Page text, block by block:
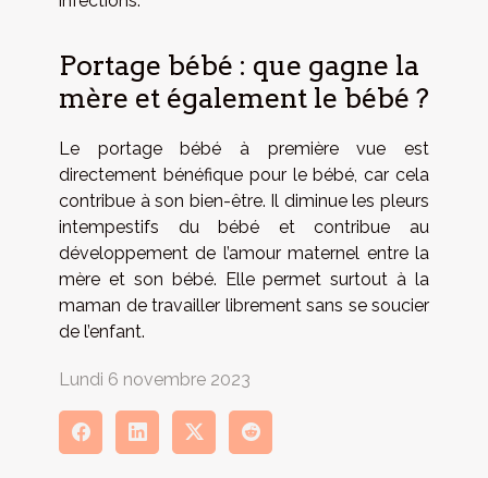
Portage bébé : que gagne la
mère et également le bébé ?
Le portage bébé à première vue est
directement bénéfique pour le bébé, car cela
contribue à son bien-être. Il diminue les pleurs
intempestifs du bébé et contribue au
développement de l’amour maternel entre la
mère et son bébé. Elle permet surtout à la
maman de travailler librement sans se soucier
de l’enfant.
Lundi 6 novembre 2023